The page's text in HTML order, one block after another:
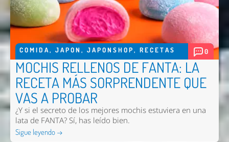
COMIDA, JAPON , JAPONSHOP, RECETAS 0
MOCHIS RELLENOS DE FANTA: LA
RECETA MÁS SORPRENDENTE QUE
VAS A PROBAR
¿Y si el secreto de los mejores mochis estuviera en una
lata de FANTA? Sí, has leído bien.
Sigue leyendo →
Nombre *
Email *
Comentario *